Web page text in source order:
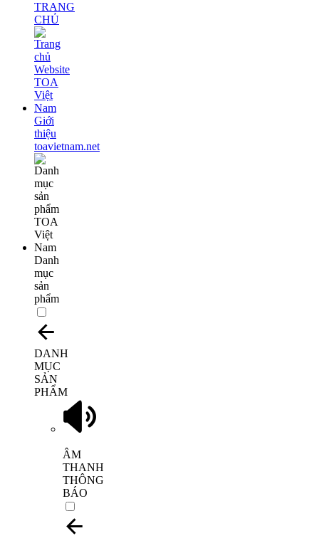
TRANG
CHỦ
Giới
thiệu
toavietnam.net
Danh
mục
sản
phẩm
DANH
MỤC
SẢN
PHẨM
ÂM
THANH
THÔNG
BÁO